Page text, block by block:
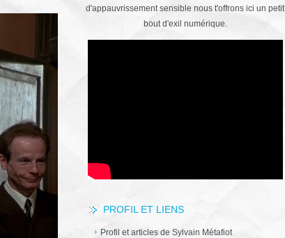
d'appauvrissement sensible nous t'offrons ici un petit
bout d'exil numérique.
PROFIL ET LIENS
Profil et articles de Sylvain Métafiot